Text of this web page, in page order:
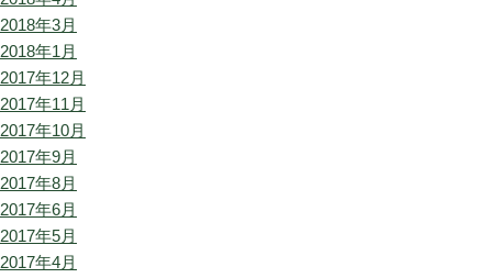
2018年3月
2018年1月
2017年12月
2017年11月
2017年10月
2017年9月
2017年8月
2017年6月
2017年5月
2017年4月